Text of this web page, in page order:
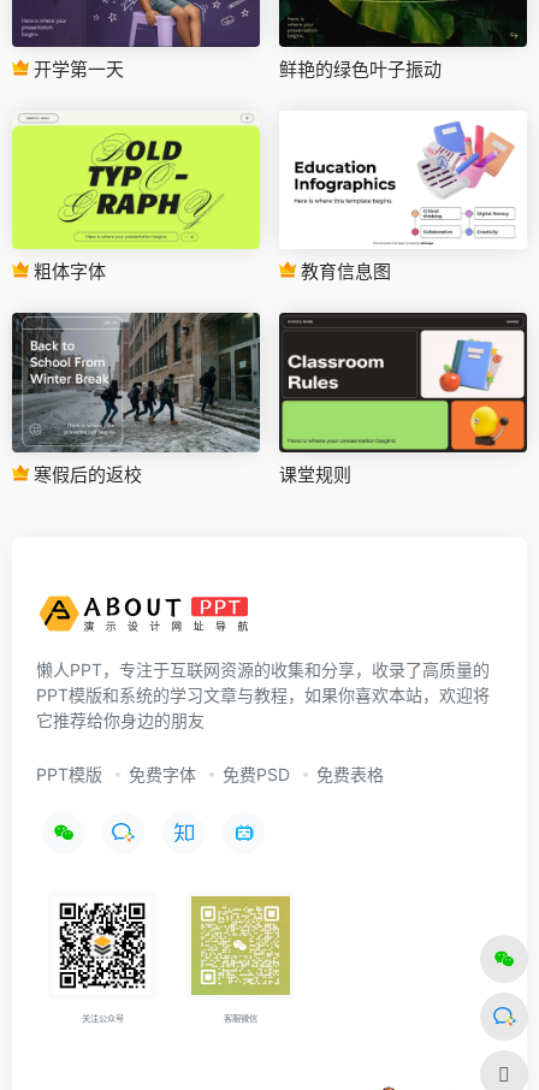
开学第一天 鲜艳的绿色叶子振动
粗体字体 教育信息图
寒假后的返校 课堂规则
懒人PPT，专注于互联网资源的收集和分享，收录了高质量的
PPT模版和系统的学习文章与教程，如果你喜欢本站，欢迎将
它推荐给你身边的朋友
PPT模版 免费字体 免费PSD 免费表格
关注公众号 客服微信